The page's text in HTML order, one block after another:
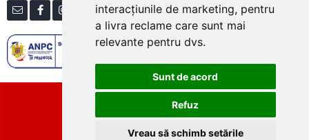
interacțiunile de marketing, pentru
a livra reclame care sunt mai
relevante pentru dvs.
Sunt de acord
Refuz
Vreau să schimb setările